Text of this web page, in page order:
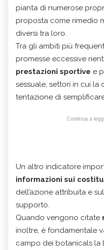
pianta di numerose
proposta come rimedio
diversi tra loro.
Tra gli ambiti più
promesse eccessive
prestazioni sportive e
sessuale, settori in cui
tentazione di
Continua a
Un altro indicatore
informazioni sui
dell’azione attribuita e
supporto.
Quando vengono citate
inoltre, è fondamentale
campo dei botanicals la